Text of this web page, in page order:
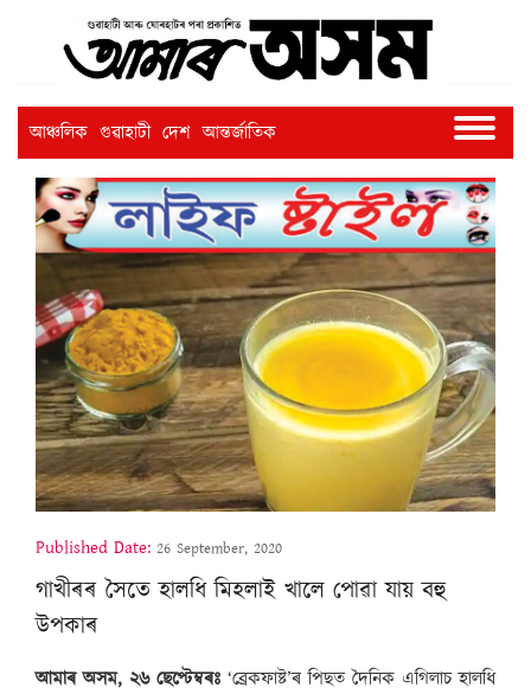
আঞ্চলিক গুৱাহাটী দেশ আন্তৰ্জাতিক
Published Date: 26 September, 2020
গাখীৰৰ সৈতে হালধি মিহলাই খালে পোৱা যায় বহু
উপকাৰ
আমাৰ অসম, ২৬ ছেপ্টেম্বৰঃ ‘ব্ৰেকফাষ্ট’ৰ পিছত দৈনিক এগিলাচ হালধি